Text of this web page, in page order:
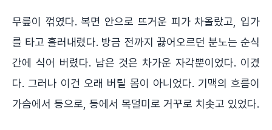
무릎이 꺾였다. 복면 안으로 뜨거운 피가 차올랐고, 입가
를 타고 흘러내렸다. 방금 전까지 끓어오르던 분노는 순식
간에 식어 버렸다. 남은 것은 차가운 자각뿐이었다. 이겼
다. 그러나 이건 오래 버틸 몸이 아니었다. 기맥의 흐름이
가슴에서 등으로, 등에서 목덜미로 거꾸로 치솟고 있었다.